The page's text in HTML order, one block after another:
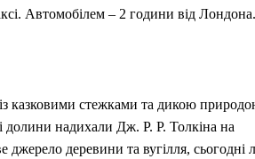
Автомобілем – 2 години від Лондона.
казковими стежками та дикою
долини надихали Дж. Р. Р. Толкіна на
деревини та вугілля, сьогодні